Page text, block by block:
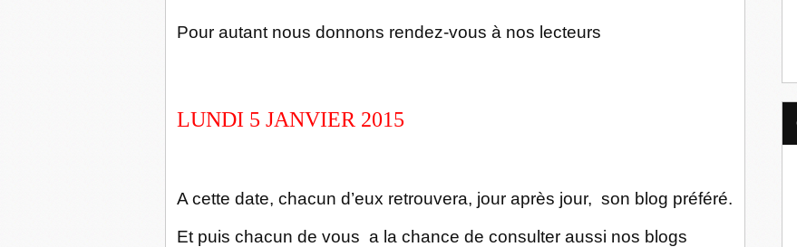
Pour autant nous donnons rendez-vous à nos lecteurs
LUNDI 5 JANVIER 2015
A cette date, chacun d’eux retrouvera, jour après jour, son blog préféré.
Et puis chacun de vous a la chance de consulter aussi nos blogs